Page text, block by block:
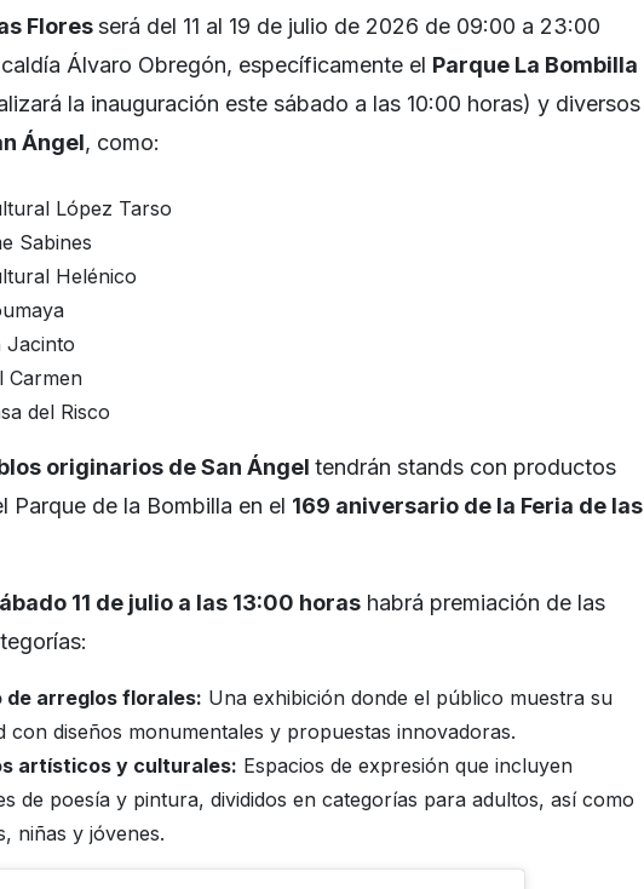
Floresserá del 11 al 19 de julio de 2026 de 09:00 a 23:00
Álvaro Obregón, específicamente el Parque La Bombilla
la inauguración este sábado a las 10:00 horas) y diversos
Ángel, como:
López Tarso
Sabines
Helénico
Jacinto
Carmen
del Risco
originarios de San Ángel tendrán stands con productos
Parque de la Bombilla en el 169 aniversario de la Feria de las
11 de julio a las 13:00 horas habrá premiación de las
de arreglos florales: Una exhibición donde el público muestra su
con diseños monumentales y propuestas innovadoras.
artísticos y culturales: Espacios de expresión que incluyen
de poesía y pintura, divididos en categorías para adultos, así como
niñas y jóvenes.